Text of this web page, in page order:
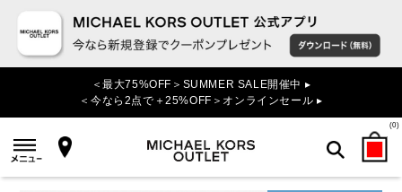
＜最大75%OFF＞SUMMER SALE開催中 ▸
＜今なら2点で＋25%OFF＞オンラインセール ▸
(0)